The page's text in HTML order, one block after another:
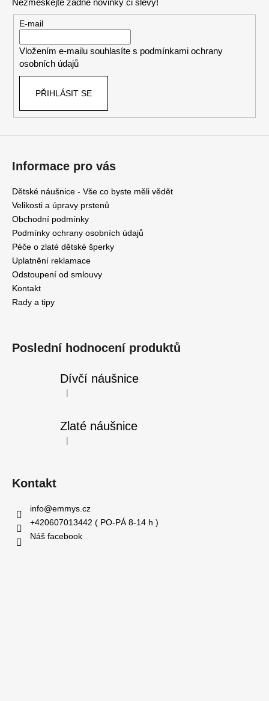
i
Nezmeškejte žádné novinky či slevy!
E-mail
Vložením e-mailu souhlasíte s podmínkami ochrany
osobních údajů
PŘIHLÁSIT SE
Informace pro vás
Dětské náušnice - Vše co byste měli vědět
Velikosti a úpravy prstenů
Obchodní podmínky
Podmínky ochrany osobních údajů
Péče o zlaté dětské šperky
Uplatnění reklamace
Odstoupení od smlouvy
Kontakt
Rady a tipy
Poslední hodnocení produktů
Dívčí náušnice
Hodnocení produktu je 5 z 5 hvězdiček.
|
Zlaté náušnice
Hodnocení produktu je 5 z 5 hvězdiček.
|
Kontakt
info@emmys.cz
+420607013442 ( PO-PÁ 8-14 h )
Náš facebook